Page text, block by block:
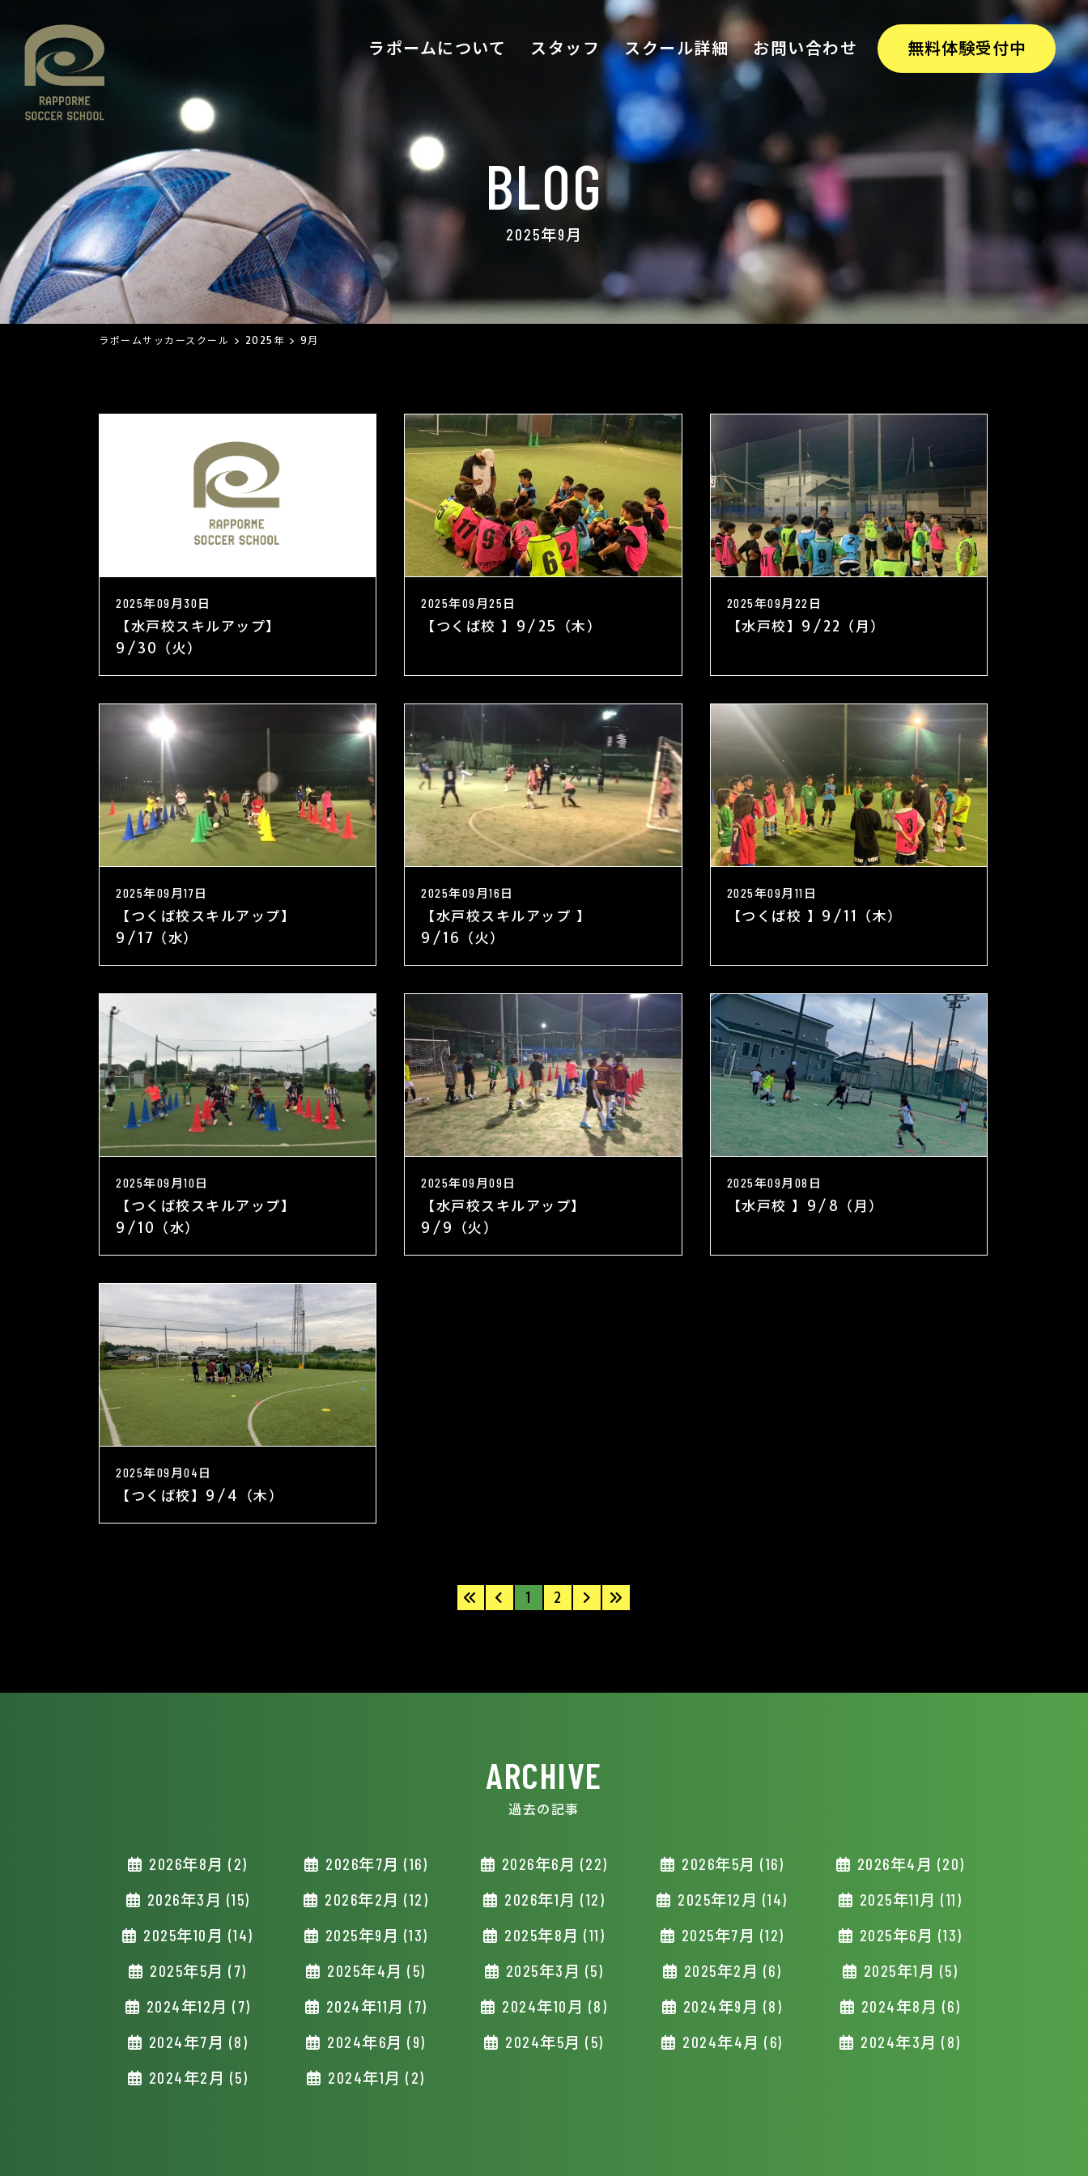
ラポームについて スタッフ スクール詳細 お問い合わせ 無料体験受付中
BLOG
2025年9月
ラポームサッカースクール > 2025年 > 9月
2025年09月30日
【水戸校スキルアップ】
9/30（火）
2025年09月25日
【つくば校 】9/25（木）
2025年09月22日
【水戸校】9/22（月）
2025年09月17日
【つくば校スキルアップ】
9/17（水）
2025年09月16日
【水戸校スキルアップ 】
9/16（火）
2025年09月11日
【つくば校 】9/11（木）
2025年09月10日
【つくば校スキルアップ】
9/10（水）
2025年09月09日
【水戸校スキルアップ】
9/9（火）
2025年09月08日
【水戸校 】9/8（月）
2025年09月04日
【つくば校】9/4（木）
1 2
ARCHIVE
過去の記事
2026年8月 (2) 2026年7月 (16) 2026年6月 (22) 2026年5月 (16)
2026年4月 (20)
2026年3月 (15)
2026年2月 (12) 2026年1月 (12) 2025年12月 (14)
2025年11月 (11)
2025年10月 (14)
2025年9月 (13) 2025年8月 (11) 2025年7月 (12)
2025年6月 (13)
2025年5月 (7)
2025年4月 (5) 2025年3月 (5) 2025年2月 (6)
2025年1月 (5)
2024年12月 (7)
2024年11月 (7) 2024年10月 (8) 2024年9月 (8)
2024年8月 (6)
2024年7月 (8)
2024年6月 (9) 2024年5月 (5) 2024年4月 (6)
2024年3月 (8)
2024年2月 (5)
2024年1月 (2)